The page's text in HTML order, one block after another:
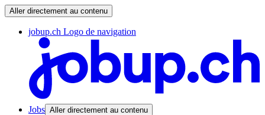
Aller directement au contenu
jobup.ch Logo de navigation
Jobs Aller directement au contenu